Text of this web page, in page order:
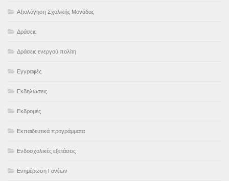
Αξιολόγηση Σχολικής Μονάδας
Δράσεις
Δράσεις ενεργού πολίτη
Εγγραφές
Εκδηλώσεις
Εκδρομές
Εκπαιδευτικά προγράμματα
Ενδοσχολικές εξετάσεις
Ενημέρωση Γονέων